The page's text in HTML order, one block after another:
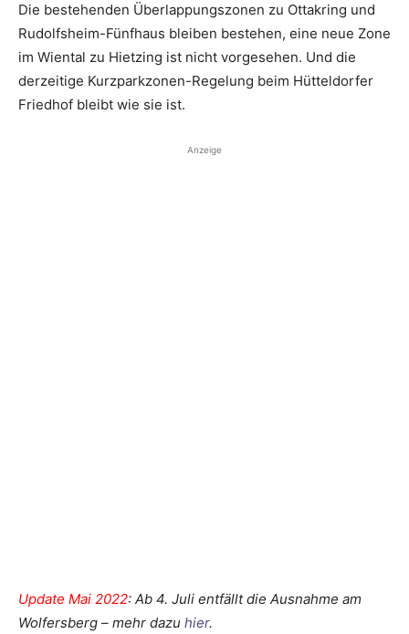
Die bestehenden Überlappungszonen zu Ottakring und
Rudolfsheim-Fünfhaus bleiben bestehen, eine neue Zone
im Wiental zu Hietzing ist nicht vorgesehen. Und die
derzeitige Kurzpark­zonen-Regelung beim Hütteldorfer
Friedhof bleibt wie sie ist.
Anzeige
Update Mai 2022: Ab 4. Juli entfällt die Ausnahme am
Wolfersberg – mehr dazu hier.